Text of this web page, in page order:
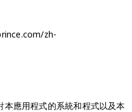
zh-
應用程式的系統和程式以及本